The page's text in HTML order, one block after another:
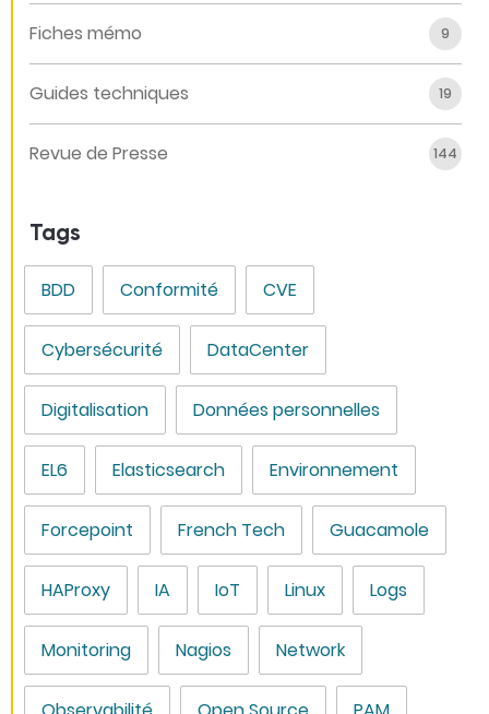
Fiches mémo 9
Guides techniques 19
Revue de Presse 144
Tags
BDD Conformité CVE
Cybersécurité DataCenter
Digitalisation Données personnelles
EL6 Elasticsearch Environnement
Forcepoint French Tech Guacamole
HAProxy IA IoT Linux Logs
Monitoring Nagios Network